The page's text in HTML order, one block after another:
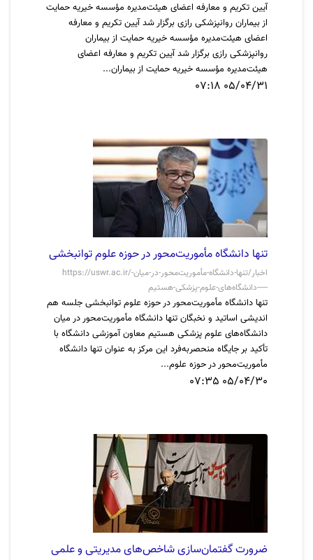
آیین تکریم و معارفه اعضای هیئت‌مدیره مؤسسه خیریه حمایت
از بیماران روانپزشکی رازی برگزار شد آیین تکریم و معارفه
اعضای هیئت‌مدیره مؤسسه خیریه حمایت از بیماران
روانپزشکی رازی برگزار شد آیین تکریم و معارفه اعضای
هیئت‌مدیره مؤسسه خیریه حمایت از بیماران...
05/04/31 07:18
تنها دانشگاه مأموریت‌محور در حوزه علوم توانبخشی
https://uswr.ac.ir/اخبار/تنها-دانشگاه-مأموریت‌محور-در-میان-
دانشگاه‌های-علوم-پزشکی-هستیم-----
تنها دانشگاه مأموریت‌محور در حوزه علوم توانبخشی جلسه هم
اندیشی اساتید و نخبگان تنها دانشگاه مأموریت‌محور در میان
دانشگاه‌های علوم پزشکی هستیم معاون آموزشی دانشگاه با
تأکید بر جایگاه منحصر‌به‌فرد این مرکز به عنوان تنها دانشگاه
مأموریت‌محور در حوزه علوم...
05/04/30 07:35
ضرورت گفتمان‌سازی شاخص‌های مدیریتی و علمی